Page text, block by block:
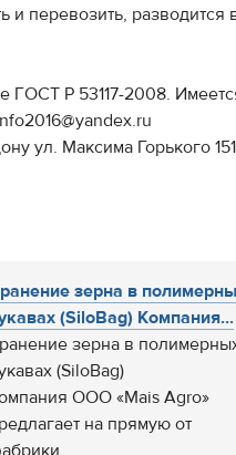
и перевозить,
ГОСТ Р 53117-2008.
ул. Максима Горького 151
зерна в
(SiloBag) Компания...
зерна в
(SiloBag)
ООО «Mais Agro»
на прямую от